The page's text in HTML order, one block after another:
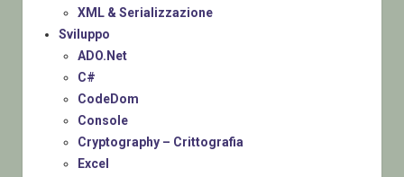
XML & Serializzazione
Sviluppo
ADO.Net
C#
CodeDom
Console
Cryptography – Crittografia
Excel